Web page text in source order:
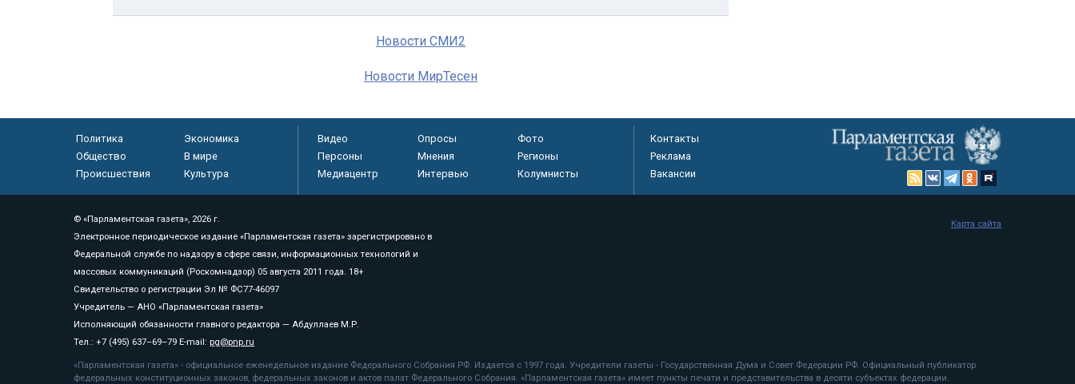
Новости СМИ2
Новости МирТесен
Политика
Экономика
Общество
В мире
Происшествия
Культура
Видео Опросы
Фото
Персоны
Мнения
Регионы
Медиацентр
Интервью Колумнисты
Контакты
Реклама
Вакансии
© «Парламентская газета», 2026 г.
Электронное периодическое издание «Парламентская газета» зарегистрировано в
Федеральной службе по надзору в сфере связи, информационных технологий и
массовых коммуникаций (Роскомнадзор) 05 августа 2011 года. 18+
Свидетельство о регистрации Эл № ФС77-46097
Учредитель — АНО «Парламентская газета»
Исполняющий обязанности главного редактора — Абдуллаев М.Р.
Тел.: +7 (495) 637–69–79 E-mail: pg@pnp.ru
«Парламентская газета» - официальное еженедельное издание Федерального Собрания РФ. Издается с 1997 года. Учредители газеты - Государственная Дума и Совет Федерации РФ. Официальный публикатор
федеральных конституционных законов, федеральных законов и актов палат Федерального Собрания. «Парламентская газета» имеет пункты печати и представительства в десяти субъектах федерации.
Карта сайта